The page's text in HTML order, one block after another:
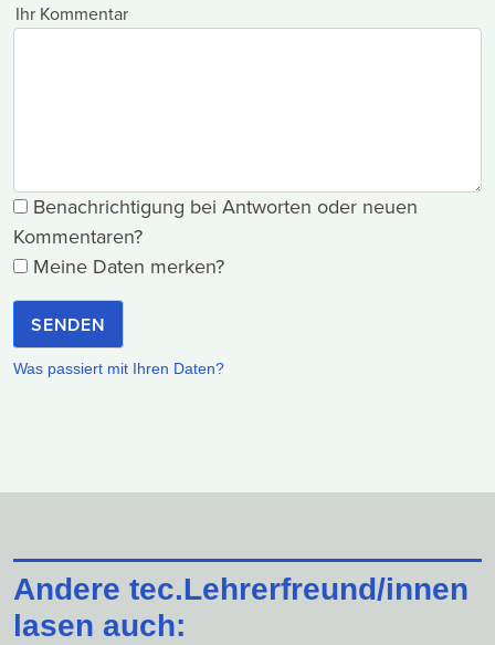
Ihr Kommentar
Benachrichtigung bei Antworten oder neuen
Kommentaren?
Meine Daten merken?
SENDEN
Was passiert mit Ihren Daten?
Andere tec.Lehrerfreund/innen
lasen auch: